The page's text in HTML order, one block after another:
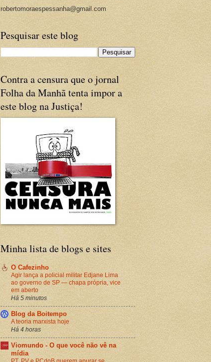
robertomoraespessanha@gmail.com
Pesquisar este blog
Contra a censura que o jornal
Folha da Manhã tenta impor a
este blog na Justiça!
Minha lista de blogs e sites
O Cafezinho
Agir lança a policial militar Edjane Lima
ao governo de SP — chapa própria, vice
em aberto
Há 5 minutos
Blog da Boitempo
A teoria marxista hoje
Há 4 horas
Viomundo - O que você não vê na
mídia